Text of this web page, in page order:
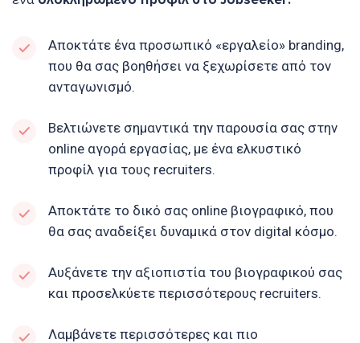
Αποκτάτε ένα προσωπικό «εργαλείο» branding,
που θα σας βοηθήσει να ξεχωρίσετε από τον
ανταγωνισμό.
Βελτιώνετε σημαντικά την παρουσία σας στην
online αγορά εργασίας, με ένα ελκυστικό
προφίλ για τους recruiters.
Αποκτάτε το δικό σας online βιογραφικό, που
θα σας αναδείξει δυναμικά στον digital κόσμο.
Αυξάνετε την αξιοπιστία του βιογραφικού σας
και προσελκύετε περισσότερους recruiters.
Λαμβάνετε περισσότερες και πιο